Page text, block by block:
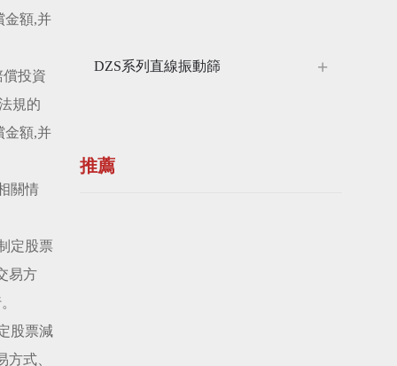
金額,并
投資
規的
金額,并
關情
定股票
易方
股票減
式、
DZS系列直線振動篩
推薦